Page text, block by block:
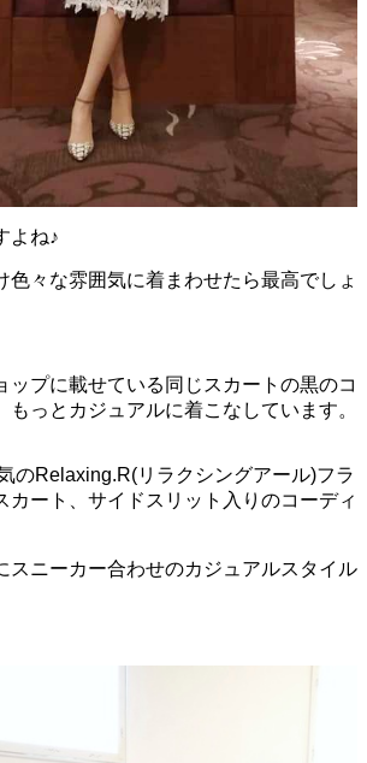
よね♪
色々な雰囲気に着まわせたら最高でしょ
ップに載せている同じスカートの黒のコ
もっとカジュアルに着こなしています。
スニーカー合わせのカジュアルスタイル